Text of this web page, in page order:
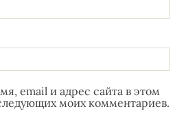
email и адрес сайта в этом
моих комментариев.